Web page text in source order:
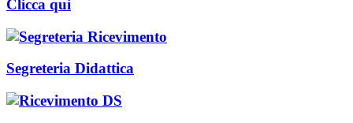
Clicca qui
Segreteria Didattica